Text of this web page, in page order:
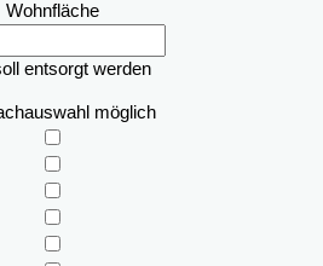
Wohnfläche
entsorgt werden
möglich